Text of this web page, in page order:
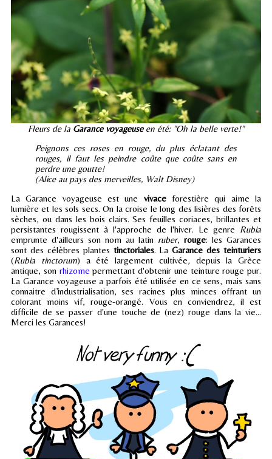
Fleurs de la Garance voyageuseen été: "Oh la belle verte!"
Peignons ces roses en rouge, du plus éclatant des
rouges, il faut les peindre coûte que coûte sans en
perdre une goutte!
(Alice au pays des merveilles, Walt Disney)
La Garance voyageuse est une vivaceforestière qui aime la
lumière et les sols secs. On la croise le long des lisières des forêts
sèches, ou dans les bois clairs. Ses feuilles coriaces, brillantes et
persistantes rougissent à l'approche de l'hiver. Le genre Rubia
emprunte d'ailleurs son nom au latin ruber, rouge: les Garances
sont des célèbres plantes tinctoriales. LaGarance des teinturiers
(Rubia tinctorum) a été largement cultivée, depuis la Grèce
antique, son rhizome permettant d'obtenir une teinture rouge pur.
La Garance voyageuse a parfois été utilisée en ce sens, mais sans
connaitre d’industrialisation, ses racines plus minces offrant un
colorant moins vif, rouge-orangé. Vous en conviendrez, il est
difficile de se passer d'une touche de (nez) rouge dans la vie...
Merci les Garances!